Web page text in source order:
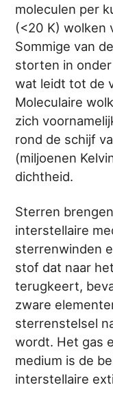
moleculen per
(<20 K) wolken
Sommige van
storten in
wat leidt tot de
Moleculaire
zich
rond de schijf
(miljoenen
dichtheid.
Sterren
interstellaire
sterrenwinden
stof dat naar
terugkeert,
zware
sterrenstelsel
wordt. Het gas
medium is de
interstellaire